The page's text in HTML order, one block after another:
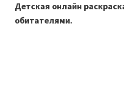
Детская онлайн
обитателями.